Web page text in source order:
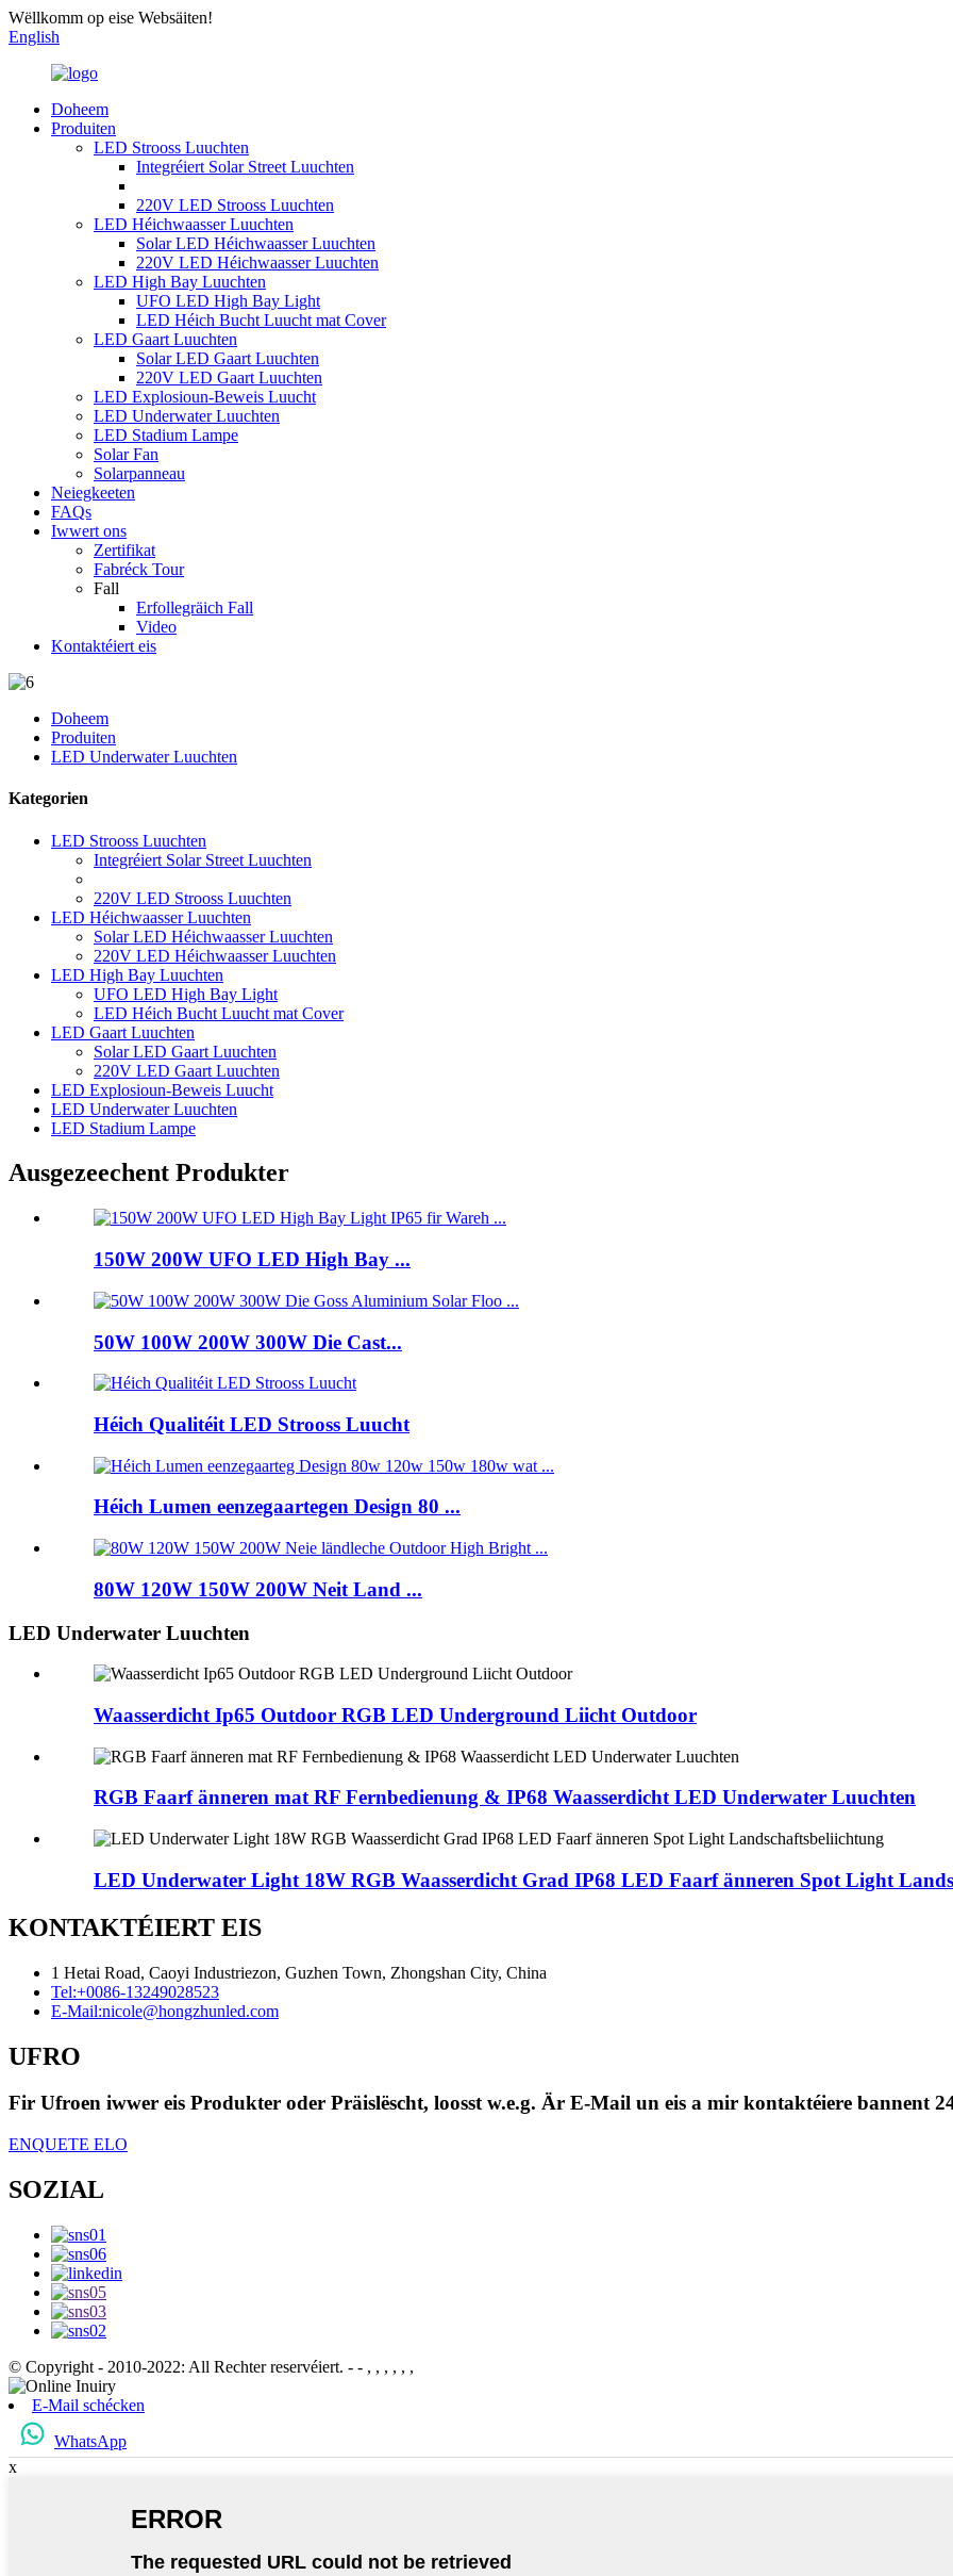
Wëllkomm op eise Websäiten!
English
Doheem
Produiten
LED Strooss Luuchten
Integréiert Solar Street Luuchten
220V LED Strooss Luuchten
LED Héichwaasser Luuchten
Solar LED Héichwaasser Luuchten
220V LED Héichwaasser Luuchten
LED High Bay Luuchten
UFO LED High Bay Light
LED Héich Bucht Luucht mat Cover
LED Gaart Luuchten
Solar LED Gaart Luuchten
220V LED Gaart Luuchten
LED Explosioun-Beweis Luucht
LED Underwater Luuchten
LED Stadium Lampe
Solar Fan
Solarpanneau
Neiegkeeten
FAQs
Iwwert ons
Zertifikat
Fabréck Tour
Fall
Erfollegräich Fall
Video
Kontaktéiert eis
Doheem
Produiten
LED Underwater Luuchten
Kategorien
LED Strooss Luuchten
Integréiert Solar Street Luuchten
220V LED Strooss Luuchten
LED Héichwaasser Luuchten
Solar LED Héichwaasser Luuchten
220V LED Héichwaasser Luuchten
LED High Bay Luuchten
UFO LED High Bay Light
LED Héich Bucht Luucht mat Cover
LED Gaart Luuchten
Solar LED Gaart Luuchten
220V LED Gaart Luuchten
LED Explosioun-Beweis Luucht
LED Underwater Luuchten
LED Stadium Lampe
Ausgezeechent Produkter
150W 200W UFO LED High Bay ...
50W 100W 200W 300W Die Cast...
Héich Qualitéit LED Strooss Luucht
Héich Lumen eenzegaartegen Design 80 ...
80W 120W 150W 200W Neit Land ...
LED Underwater Luuchten
Waasserdicht Ip65 Outdoor RGB LED Underground Liicht Outdoor
RGB Faarf änneren mat RF Fernbedienung & IP68 Waasserdicht LED Underwater Luuchten
LED Underwater Light 18W RGB Waasserdicht Grad IP68 LED Faarf änneren Spot Light
KONTAKTÉIERT EIS
1 Hetai Road, Caoyi Industriezon, Guzhen Town, Zhongshan City, China
Tel:+0086-13249028523
E-Mail:nicole@hongzhunled.com
UFRO
Fir Ufroen iwwer eis Produkter oder Präislëscht, loosst w.e.g. Är E-Mail un eis a mir kontaktéiere bannent
ENQUETE ELO
SOZIAL
© Copyright - 2010-2022: All Rechter reservéiert. - - , , , , , ,
E-Mail schécken
WhatsApp
x